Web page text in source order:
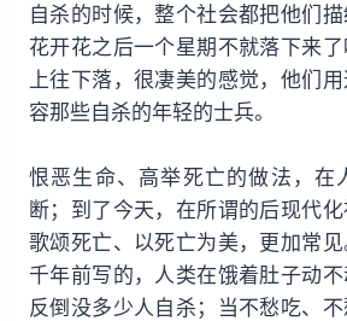
自杀的时候，整个社会都把他们
花开花之后一个星期不就落下来
上往下落，很凄美的感觉，他们
容那些自杀的年轻的士兵。
恨恶生命、高举死亡的做法，在
断；到了今天，在所谓的后现代化
歌颂死亡、以死亡为美，更加常
千年前写的，人类在饿着肚子动不
反倒没多少人自杀；当不愁吃、